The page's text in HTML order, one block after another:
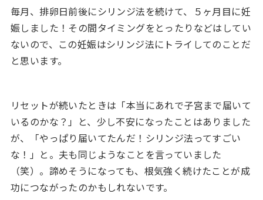
毎月、排卵日前後にシリンジ法を続けて、５ヶ月目に妊
娠しました！その間タイミングをとったりなどはしてい
ないので、この妊娠はシリンジ法にトライしてのことだ
と思います。
リセットが続いたときは「本当にあれで子宮まで届いて
いるのかな？」と、少し不安になったことはありました
が、「やっぱり届いてたんだ！シリンジ法ってすごい
な！」と。夫も同じようなことを言っていました
（笑）。諦めそうになっても、根気強く続けたことが成
功につながったのかもしれないです。